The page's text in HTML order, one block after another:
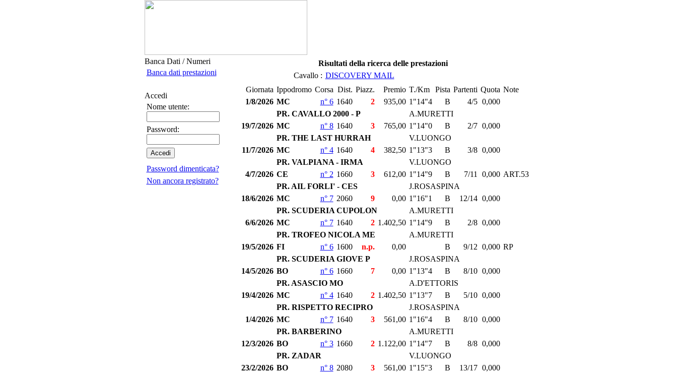
Banca Dati / Numeri
Banca dati prestazioni
Accedi
Nome utente:
Password:
Password dimenticata?
Non ancora registrato?
Risultati della ricerca delle prestazioni
Cavallo : DISCOVERY MAIL
Giornata Ippodromo Corsa Dist. Piazz. Premio T./Km Pista Partenti Quota Note
1/8/2026 MC n° 6 1640 2 935,00 1"14"4 B 4/5 0,000
PR. CAVALLO 2000 - P
A.MURETTI
19/7/2026 MC n° 8 1640 3 765,00 1"14"0 B 2/7 0,000
PR. THE LAST HURRAH
V.LUONGO
11/7/2026 MC n° 4 1640 4 382,50 1"13"3 B 3/8 0,000
PR. VALPIANA - IRMA
V.LUONGO
4/7/2026 CE n° 2 1660 3 612,00 1"14"9 B 7/11 0,000 ART.53
PR. AIL FORLI' - CES
J.ROSASPINA
18/6/2026 MC n° 7 2060 9 0,00 1"16"1 B 12/14 0,000
PR. SCUDERIA CUPOLON
A.MURETTI
6/6/2026 MC n° 7 1640 2 1.402,50 1"14"9 B 2/8 0,000
PR. TROFEO NICOLA ME
A.MURETTI
19/5/2026 FI n° 6 1600 n.p. 0,00 B 9/12 0,000 RP
PR. SCUDERIA GIOVE P
J.ROSASPINA
14/5/2026 BO n° 6 1660 7 0,00 1"13"4 B 8/10 0,000
PR. ASASCIO MO
A.D'ETTORIS
19/4/2026 MC n° 4 1640 2 1.402,50 1"13"7 B 5/10 0,000
PR. RISPETTO RECIPRO
J.ROSASPINA
1/4/2026 MC n° 7 1640 3 561,00 1"16"4 B 8/10 0,000
PR. BARBERINO
A.MURETTI
12/3/2026 BO n° 3 1660 2 1.122,00 1"14"7 B 8/8 0,000
PR. ZADAR
V.LUONGO
23/2/2026 BO n° 8 2080 3 561,00 1"15"3 B 13/17 0,000